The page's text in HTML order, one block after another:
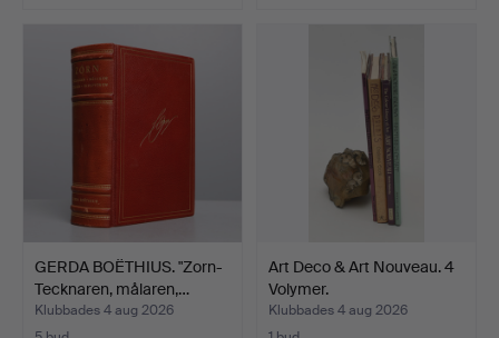
GERDA BOËTHIUS. "Zorn-
Tecknaren, målaren,…
Klubbades 4 aug 2026
Art Deco & Art Nouveau. 4
Volymer.
Klubbades 4 aug 2026